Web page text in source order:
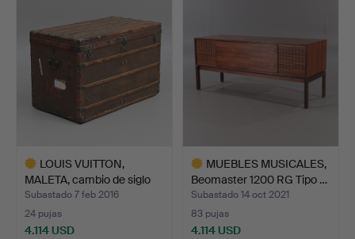
LOUIS VUITTON,
MALETA, cambio de siglo
180…
Subastado 7 feb 2016
24 pujas
4.114 USD
MUEBLES MUSICALES,
Beomaster 1200 RG Tipo …
Subastado 14 oct 2021
83 pujas
4.114 USD